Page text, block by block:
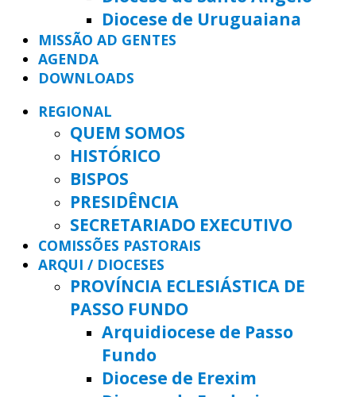
Diocese de Uruguaiana
MISSÃO AD GENTES
AGENDA
DOWNLOADS
REGIONAL
QUEM SOMOS
HISTÓRICO
BISPOS
PRESIDÊNCIA
SECRETARIADO EXECUTIVO
COMISSÕES PASTORAIS
ARQUI / DIOCESES
PROVÍNCIA ECLESIÁSTICA DE
PASSO FUNDO
Arquidiocese de Passo
Fundo
Diocese de Erexim